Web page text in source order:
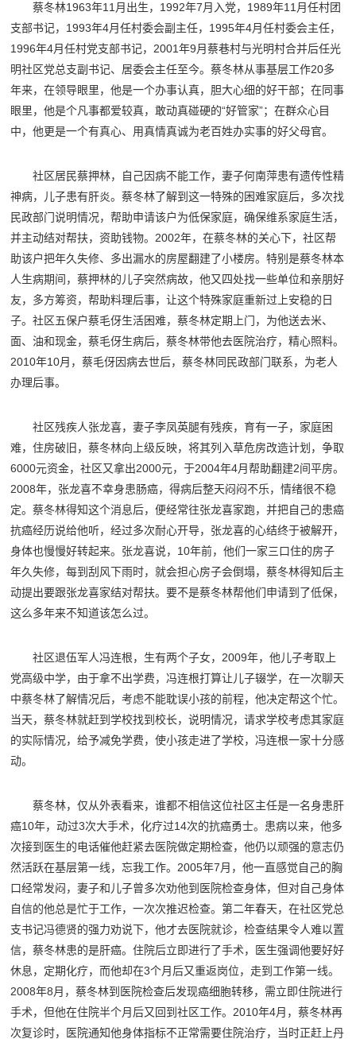
蔡冬林1963年11月出生，1992年7月入党，1989年11月任村团
支部书记，1993年4月任村委会副主任，1995年4月任村委会主任，
1996年4月任村党支部书记，2001年9月蔡巷村与光明村合并后任光
明社区党总支副书记、居委会主任至今。蔡冬林从事基层工作20多
年来，在领导眼里，他是一个办事认真，胆大心细的好干部；在同事
眼里，他是个凡事都爱较真，敢动真碰硬的“好管家”；在群众心目
中，他更是一个有真心、用真情真诚为老百姓办实事的好父母官。
社区居民蔡押林，自己因病不能工作，妻子何南萍患有遗传性精
神病，儿子患有肝炎。蔡冬林了解到这一特殊的困难家庭后，多次找
民政部门说明情况，帮助申请该户为低保家庭，确保维系家庭生活，
并主动结对帮扶，资助钱物。2002年，在蔡冬林的关心下，社区帮
助该户把年久失修、多出漏水的房屋翻建了小楼房。特别是蔡冬林本
人生病期间，蔡押林的儿子突然病故，他又四处找一些单位和亲朋好
友，多方筹资，帮助料理后事，让这个特殊家庭重新过上安稳的日
子。社区五保户蔡毛伢生活困难，蔡冬林定期上门，为他送去米、
面、油和现金，蔡毛伢生病后，蔡冬林带他去医院治疗，精心照料。
2010年10月，蔡毛伢因病去世后，蔡冬林同民政部门联系，为老人
办理后事。
社区残疾人张龙喜，妻子李凤英腿有残疾，育有一子，家庭困
难，住房破旧，蔡冬林向上级反映，将其列入草危房改造计划，争取
6000元资金，社区又拿出2000元，于2004年4月帮助翻建2间平房。
2008年，张龙喜不幸身患肠癌，得病后整天闷闷不乐，情绪很不稳
定。蔡冬林得知这个消息后，便经常往张龙喜家跑，并把自己的患癌
抗癌经历说给他听，经过多次耐心开导，张龙喜的心结终于被解开，
身体也慢慢好转起来。张龙喜说，10年前，他们一家三口住的房子
年久失修，每到刮风下雨时，就会担心房子会倒塌，蔡冬林得知后主
动提出要跟张龙喜家结对帮扶。要不是蔡冬林帮他们申请到了低保，
这么多年来不知道该怎么过。
社区退伍军人冯连根，生有两个子女，2009年，他儿子考取上
党高级中学，由于拿不出学费，冯连根打算让儿子辍学，在一次聊天
中蔡冬林了解情况后，考虑不能耽误小孩的前程，他决定帮这个忙。
当天，蔡冬林就赶到学校找到校长，说明情况，请求学校考虑其家庭
的实际情况，给予减免学费，使小孩走进了学校，冯连根一家十分感
动。
蔡冬林，仅从外表看来，谁都不相信这位社区主任是一名身患肝
癌10年，动过3次大手术，化疗过14次的抗癌勇士。患病以来，他多
次接到医生的电话催他赶紧去医院做定期检查，他仍以顽强的意志仍
然活跃在基层第一线，忘我工作。2005年7月，他一直感觉自己的胸
口经常发闷，妻子和儿子曾多次劝他到医院检查身体，但对自己身体
自信的他总是忙于工作，一次次推迟检查。第二年春天，在社区党总
支书记冯德贤的强力劝说下，他才去医院就诊，检查结果令人难以置
信，蔡冬林患的是肝癌。住院后立即进行了手术，医生强调他要好好
休息，定期化疗，而他却在3个月后又重返岗位，走到工作第一线。
2008年8月，蔡冬林到医院检查后发现癌细胞转移，需立即住院进行
手术，但他在住院半个月后又回到社区工作。2010年4月，蔡冬林再
次复诊时，医院通知他身体指标不正常需要住院治疗，当时正赶上丹